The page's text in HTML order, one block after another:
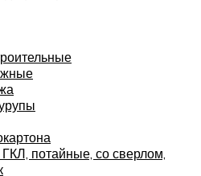
потайные, со сверлом,